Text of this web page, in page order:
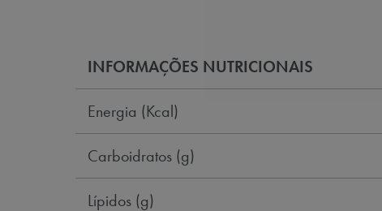
INFORMAÇÕES NUTRICIONAIS
Energia (Kcal)
Carboidratos (g)
Lípidos (g)